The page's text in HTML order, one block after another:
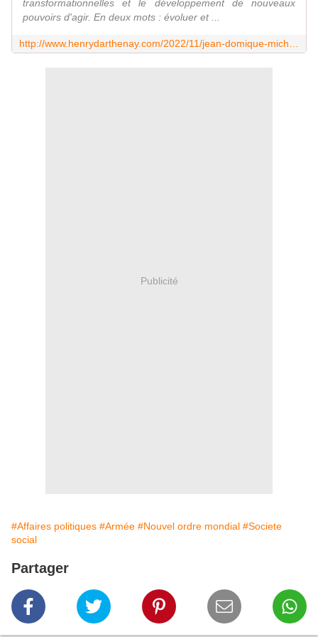
transformationnelles et le développement de nouveaux
pouvoirs d'agir. En deux mots : évoluer et ...
Publicité
#Affaires politiques #Armée #Nouvel ordre mondial #Societe
social
Partager